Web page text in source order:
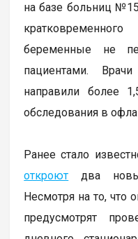
на базе больниц
беременные не
пациентами.
направили более
обследования в
Ранее стало
откроют два
Несмотря на то, что
предусмотрят